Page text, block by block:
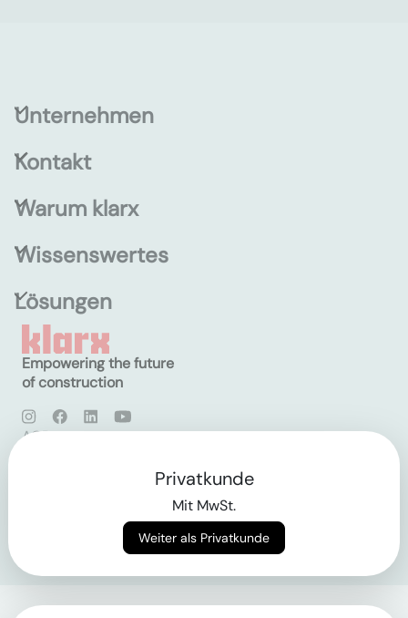
Unternehmen
Kontakt
Warum klarx
Wissenswertes
Lösungen
Empowering the future
of construction
AGB
Privatkunde
Mit MwSt.
Weiter als Privatkunde